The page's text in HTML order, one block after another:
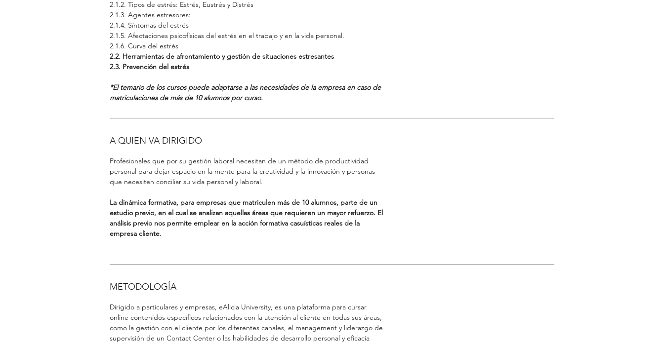
2.1.2. Tipos de estrés: Estrés, Eustrés y Distrés
2.1.3. Agentes estresores:
2.1.4. Síntomas del estrés
2.1.5. Afectaciones psicofísicas del estrés en el trabajo y en la vida personal.
2.1.6. Curva del estrés
2.2. Herramientas de afrontamiento y gestión de situaciones estresantes
2.3. Prevención del estrés
*El temario de los cursos puede adaptarse a las necesidades de la empresa en caso de
matriculaciones de más de 10 alumnos por curso.
A QUIEN VA DIRIGIDO
Profesionales que por su gestión laboral necesitan de un método de productividad
personal para dejar espacio en la mente para la creatividad y la innovación y personas
que necesiten conciliar su vida personal y laboral.
La dinámica formativa, para empresas que matriculen más de 10 alumnos, parte de un
estudio previo, en el cual se analizan aquellas áreas que requieren un mayor refuerzo. El
análisis previo nos permite emplear en la acción formativa casuísticas reales de la
empresa cliente.
METODOLOGÍA
Dirigido a particulares y empresas, eAlicia University, es una plataforma para cursar
online contenidos específicos relacionados con la atención al cliente en todas sus áreas,
como la gestión con el cliente por los diferentes canales, el management y liderazgo de
supervisión de un Contact Center o las habilidades de desarrollo personal y eficacia